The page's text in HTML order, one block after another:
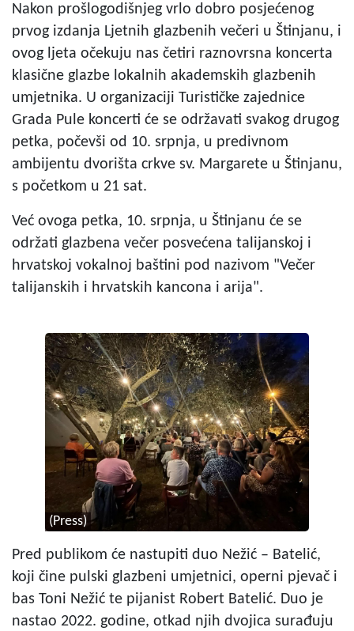
Nakon prošlogodišnjeg vrlo dobro posjećenog
prvog izdanja Ljetnih glazbenih večeri u Štinjanu, i
ovog ljeta očekuju nas četiri raznovrsna koncerta
klasične glazbe lokalnih akademskih glazbenih
umjetnika. U organizaciji Turističke zajednice
Grada Pule koncerti će se održavati svakog drugog
petka, počevši od 10. srpnja, u predivnom
ambijentu dvorišta crkve sv. Margarete u Štinjanu,
s početkom u 21 sat.
Već ovoga petka, 10. srpnja, u Štinjanu će se
održati glazbena večer posvećena talijanskoj i
hrvatskoj vokalnoj baštini pod nazivom "Večer
talijanskih i hrvatskih kancona i arija".
(Press)
Pred publikom će nastupiti duo Nežić – Batelić,
koji čine pulski glazbeni umjetnici, operni pjevač i
bas Toni Nežić te pijanist Robert Batelić. Duo je
nastao 2022. godine, otkad njih dvojica surađuju